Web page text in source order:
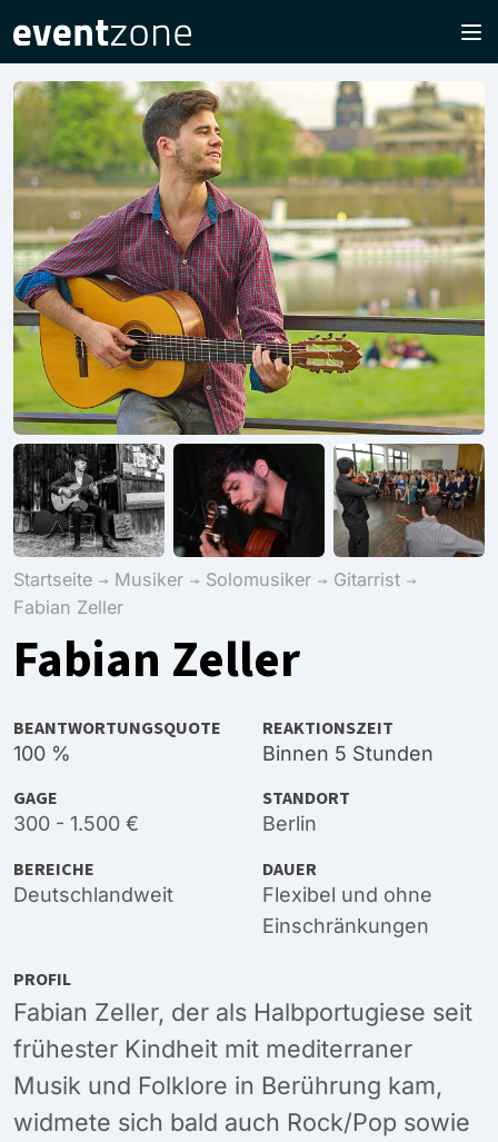
Startseite Musiker Solomusiker
Gitarrist
Fabian Zeller
Fabian Zeller
BEANTWORTUNGSQUOTE
100 %
REAKTIONSZEIT
Binnen 5 Stunden
GAGE
300 - 1.500 €
STANDORT
Berlin
BEREICHE
Deutschlandweit
DAUER
Flexibel und ohne
Einschränkungen
PROFIL
Fabian Zeller, der als Halbportugiese seit
frühester Kindheit mit mediterraner
Musik und Folklore in Berührung kam,
widmete sich bald auch Rock/Pop sowie